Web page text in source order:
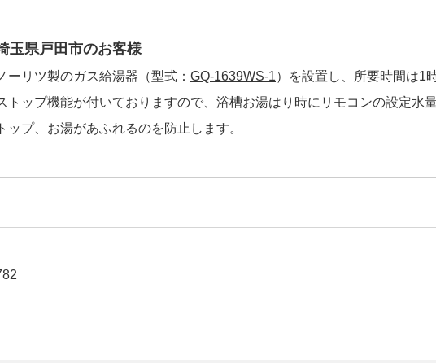
玉県戸田市のお客様
ーリツ製のガス給湯器（型式： GQ-1639WS-1）を設置し、所要時間は1
トップ機能が付いておりますので、浴槽お湯はり時にリモコンの設定水
トップ、お湯があふれるのを防止します。